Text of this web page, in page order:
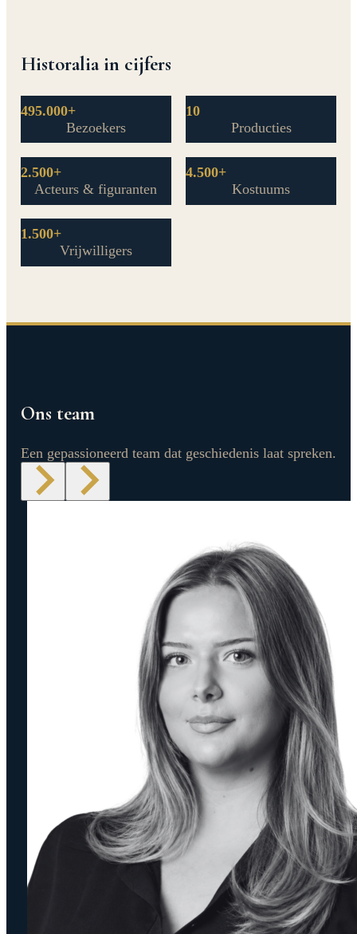
Historalia in cijfers
495.000+
Bezoekers
10
Producties
2.500+
Acteurs & figuranten
4.500+
Kostuums
1.500+
Vrijwilligers
Ons team
Een gepassioneerd team dat geschiedenis laat spreken.